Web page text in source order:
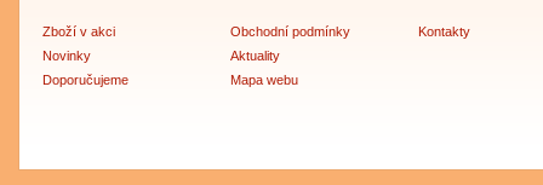
Zboží v akci
Novinky
Doporučujeme
Obchodní podmínky
Aktuality
Mapa webu
Kontakty